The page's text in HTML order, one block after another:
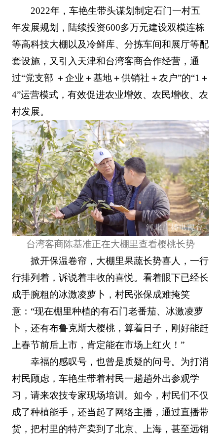
2022年，车艳生带头谋划制定石门一村五
年发展规划，陆续投资600多万元建设双模连栋
等高科技大棚以及冷鲜库、分拣车间和展厅等配
套设施，又引入天津和台湾客商合作经营，通
过“党支部 ＋企业＋基地＋供销社＋农户”的“1＋
4”运营模式，有效促进农业增效、农民增收、农
村发展。
台湾客商陈基准正在大棚里查看樱桃长势
掀开保温卷帘，大棚里果蔬长势喜人，一行
行排列着，诉说着丰收的喜悦。看着眼下已经长
成手腕粗的冰激凌萝卜，村民张保成难掩笑
意：“现在棚里种植的有石门老番茄、冰激凌萝
卜，还有布鲁克斯大樱桃，算着日子，刚好能赶
上春节前后上市，肯定能在市场上红火！”
幸福的感叹号，也曾是质疑的问号。为打消
村民顾虑，车艳生带着村民一趟趟外出参观学
习，请来农技专家现场培训。如今，村民们不仅
成了种植能手，还当起了网络主播，通过直播带
货，把村里的特产卖到了北京、上海，甚至远销